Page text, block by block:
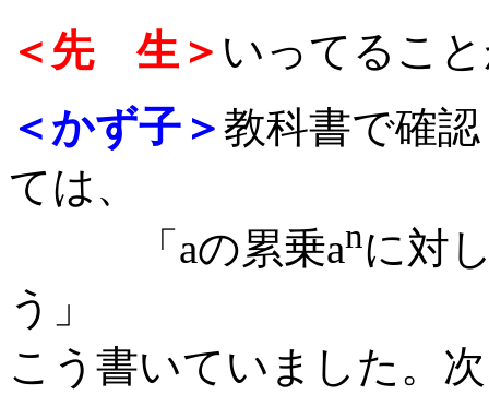
＜先 生＞ いってるこ
＜かず子＞教科書で確
ては、
「aの累乗anに対
う」
こう書いていました。